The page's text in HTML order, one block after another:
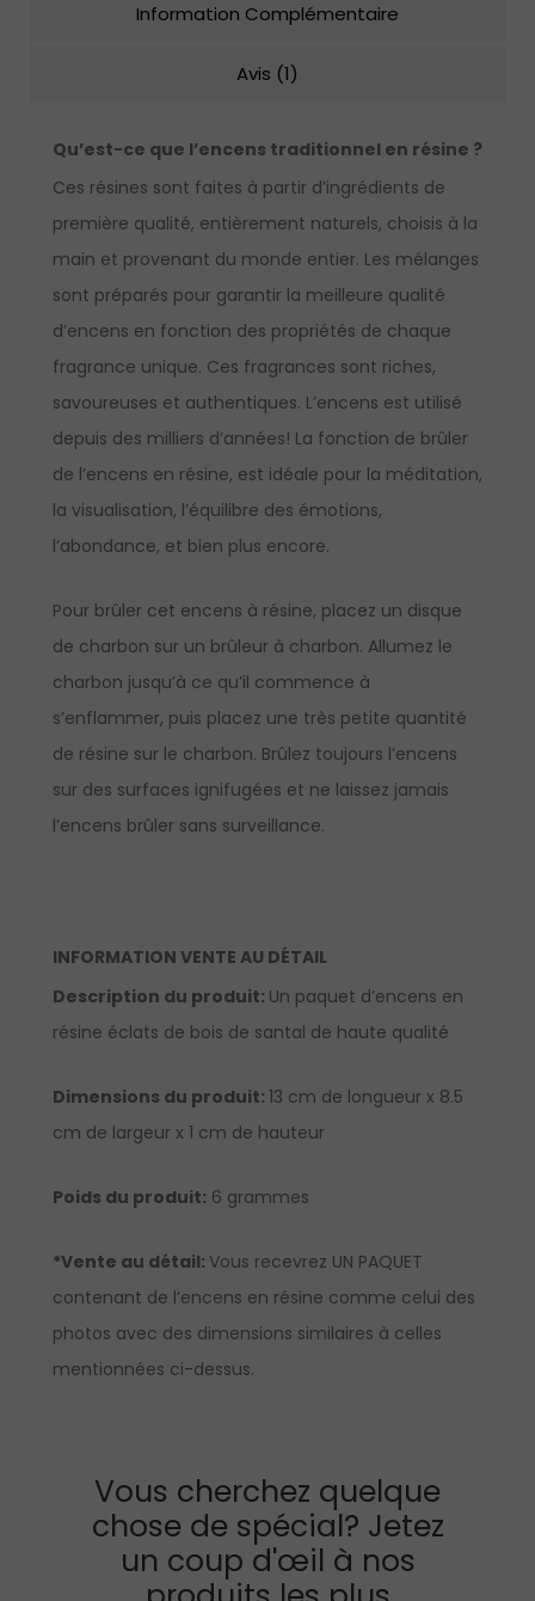
Information Complémentaire
Avis (1)
Qu’est-ce que l’encens traditionnel en résine ?
Ces résines sont faites à partir d’ingrédients de
première qualité, entièrement naturels, choisis à la
main et provenant du monde entier. Les mélanges
sont préparés pour garantir la meilleure qualité
d’encens en fonction des propriétés de chaque
fragrance unique. Ces fragrances sont riches,
savoureuses et authentiques. L’encens est utilisé
depuis des milliers d’années! La fonction de brûler
de l’encens en résine, est idéale pour la méditation,
la visualisation, l’équilibre des émotions,
l’abondance, et bien plus encore.
Pour brûler cet encens à résine, placez un disque
de charbon sur un brûleur à charbon. Allumez le
charbon jusqu’à ce qu’il commence à
s’enflammer, puis placez une très petite quantité
de résine sur le charbon. Brûlez toujours l’encens
sur des surfaces ignifugées et ne laissez jamais
l’encens brûler sans surveillance.
INFORMATION VENTE AU DÉTAIL
Description du produit: Un paquet d’encens en
résine éclats de bois de santal de haute qualité
Dimensions du produit: 13 cm de longueur x 8.5
cm de largeur x 1 cm de hauteur
Poids du produit: 6 grammes
*Vente au détail: Vous recevrez UN PAQUET
contenant de l’encens en résine comme celui des
photos avec des dimensions similaires à celles
mentionnées ci-dessus.
Vous cherchez quelque
chose de spécial? Jetez
un coup d'œil à nos